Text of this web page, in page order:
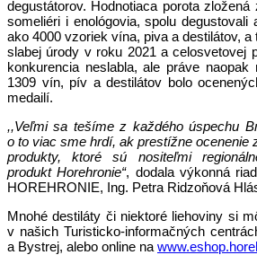
degustátorov. Hodnotiaca porota
someliéri i enológovia, spolu degustovali
ako 4000 vzoriek vína, piva a destilátov,
slabej úrody v roku 2021 a celosvetovej
konkurencia neslabla, ale práve naopak
1309 vín, pív a destilátov bolo
medailí.
,,Veľmi sa tešíme z každého úspechu
o to viac sme hrdí, ak prestížne ocenenie
produkty, ktoré sú nositeľmi
produkt Horehronie“, dodala výkonná
HOREHRONIE, Ing. Petra Ridzoňová
Mnohé destiláty či niektoré liehoviny si
v našich Turisticko-informačných
a Bystrej, alebo online na